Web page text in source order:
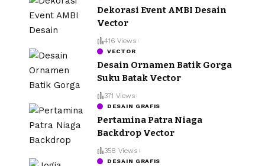
Dekorasi Event AMBI Desain
Vector
416 Views
VECTOR
Desain Ornamen Batik Gorga
Suku Batak Vector
371 Views
DESAIN GRAFIS
Pertamina Patra Niaga
Backdrop Vector
358 Views
DESAIN GRAFIS